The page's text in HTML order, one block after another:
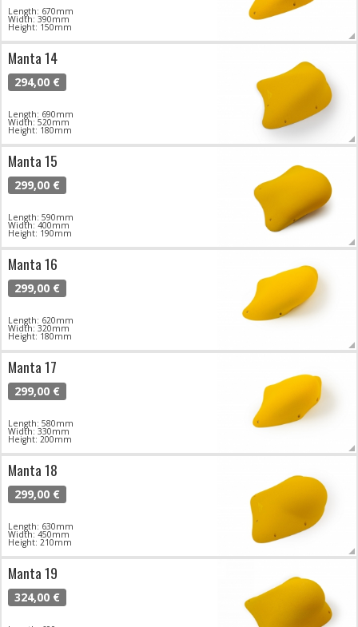
Length: 670mm
Width: 390mm
Height: 150mm
Manta 14
294,00 €
Length: 690mm
Width: 520mm
Height: 180mm
Manta 15
299,00 €
Length: 590mm
Width: 400mm
Height: 190mm
Manta 16
299,00 €
Length: 620mm
Width: 320mm
Height: 180mm
Manta 17
299,00 €
Length: 580mm
Width: 330mm
Height: 200mm
Manta 18
299,00 €
Length: 630mm
Width: 450mm
Height: 210mm
Manta 19
324,00 €